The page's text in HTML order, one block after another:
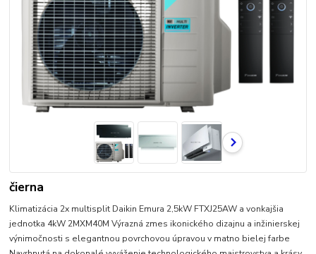
čierna
Klimatizácia 2x multisplit Daikin Emura 2,5kW FTXJ25AW a vonkajšia
jednotka 4kW 2MXM40M Výrazná zmes ikonického dizajnu a inžinierskej
výnimočnosti s elegantnou povrchovou úpravou v matno bielej farbe